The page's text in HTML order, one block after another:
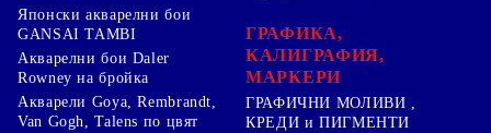
Японски акварелни бои
GANSAI TAMBI
Акварелни бои Daler
Rowney на бройка
Акварели Goya, Rembrandt,
Van Gogh, Talens по цвят
ГРАФИКА,
КАЛИГРАФИЯ,
МАРКЕРИ
ГРАФИЧНИ МОЛИВИ ,
КРЕДИ и ПИГМЕНТИ